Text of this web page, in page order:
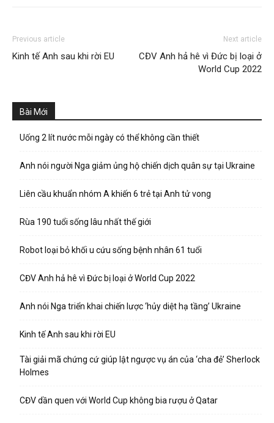
Previous article
Kinh tế Anh sau khi rời EU
Next article
CĐV Anh hả hê vì Đức bị loại ở
World Cup 2022
Bài Mới
Uống 2 lít nước mỗi ngày có thể không cần thiết
Anh nói người Nga giảm ủng hộ chiến dịch quân sự tại Ukraine
Liên cầu khuẩn nhóm A khiến 6 trẻ tại Anh tử vong
Rùa 190 tuổi sống lâu nhất thế giới
Robot loại bỏ khối u cứu sống bệnh nhân 61 tuổi
CĐV Anh hả hê vì Đức bị loại ở World Cup 2022
Anh nói Nga triển khai chiến lược ‘hủy diệt hạ tầng’ Ukraine
Kinh tế Anh sau khi rời EU
Tài giải mã chứng cứ giúp lật ngược vụ án của ‘cha đẻ’ Sherlock
Holmes
CĐV dần quen với World Cup không bia rượu ở Qatar